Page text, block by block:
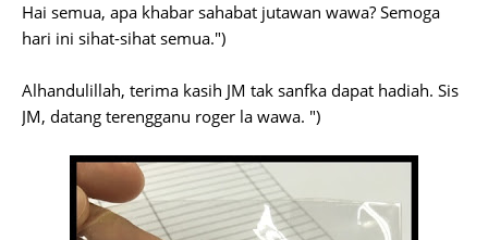
Hai semua, apa khabar sahabat jutawan wawa? Semoga
hari ini sihat-sihat semua.")
Alhandulillah, terima kasih JM tak sanfka dapat hadiah. Sis
JM, datang terengganu roger la wawa. ")